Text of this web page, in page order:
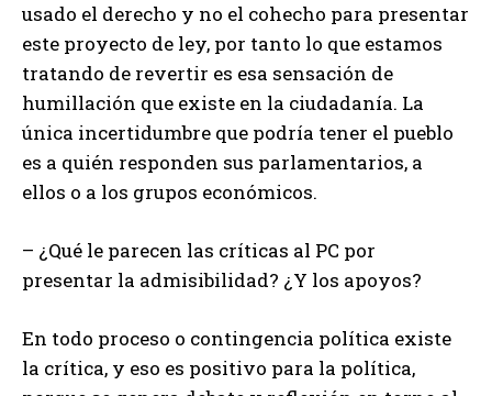
usado el derecho y no el cohecho para presentar
este proyecto de ley, por tanto lo que estamos
tratando de revertir es esa sensación de
humillación que existe en la ciudadanía. La
única incertidumbre que podría tener el pueblo
es a quién responden sus parlamentarios, a
ellos o a los grupos económicos.
– ¿Qué le parecen las críticas al PC por
presentar la admisibilidad? ¿Y los apoyos?
En todo proceso o contingencia política existe
la crítica, y eso es positivo para la política,